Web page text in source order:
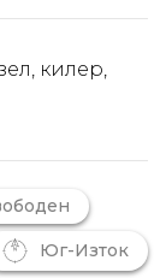
килер,
Юг-Изток